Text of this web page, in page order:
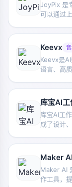
JoyPix 是
可以通过
Keevx
Keevx是
语言、高
成、PPT/
字人形象
口音，轻
库宝AI工
库宝AI工
成了设计
作和职场
Maker AI
Maker AI
作工具，